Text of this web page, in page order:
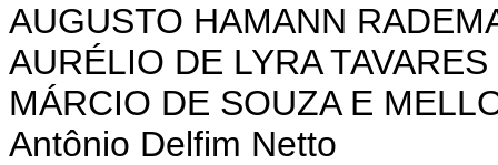
AUGUSTO HAMANN
AURÉLIO DE LYRA TAVARES
MÁRCIO DE SOUZA E
Antônio Delfim Netto